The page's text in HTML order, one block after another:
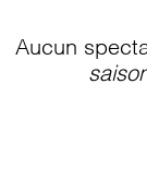
Aucun